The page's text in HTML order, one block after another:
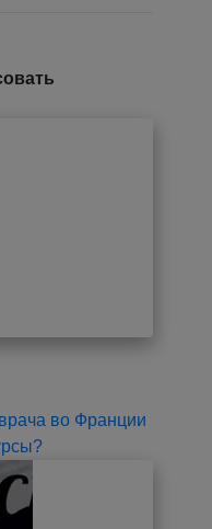
во Франции